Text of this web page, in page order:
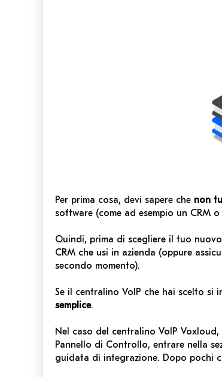
Per prima cosa, devi sapere che non
software (come ad esempio un CRM o
Quindi, prima di scegliere il tuo
CRM che usi in azienda (oppure
secondo momento).
Se il centralino VoIP che hai scelto si
semplice.
Nel caso del centralino VoIP
Pannello di Controllo, entrare nella
guidata di integrazione. Dopo pochi